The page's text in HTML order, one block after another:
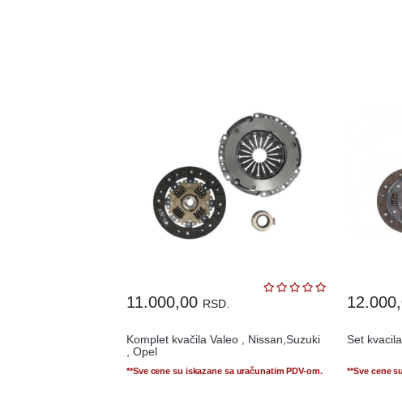
11.000,00 RSD.
Komplet kvačila Valeo , Nissan,Suzuki
, Opel
**Sve cene su iskazane sa uračunatim PDV-om.
Set
**Sve cene